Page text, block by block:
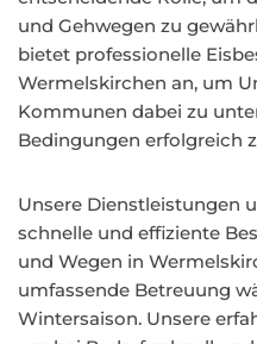
und Gehwegen zu
bietet professionelle
Wermelskirchen an, um
Kommunen dabei zu
Bedingungen erfolgreich
Unsere Dienstleistungen
schnelle und effiziente
und Wegen in
umfassende Betreuung
Wintersaison. Unsere